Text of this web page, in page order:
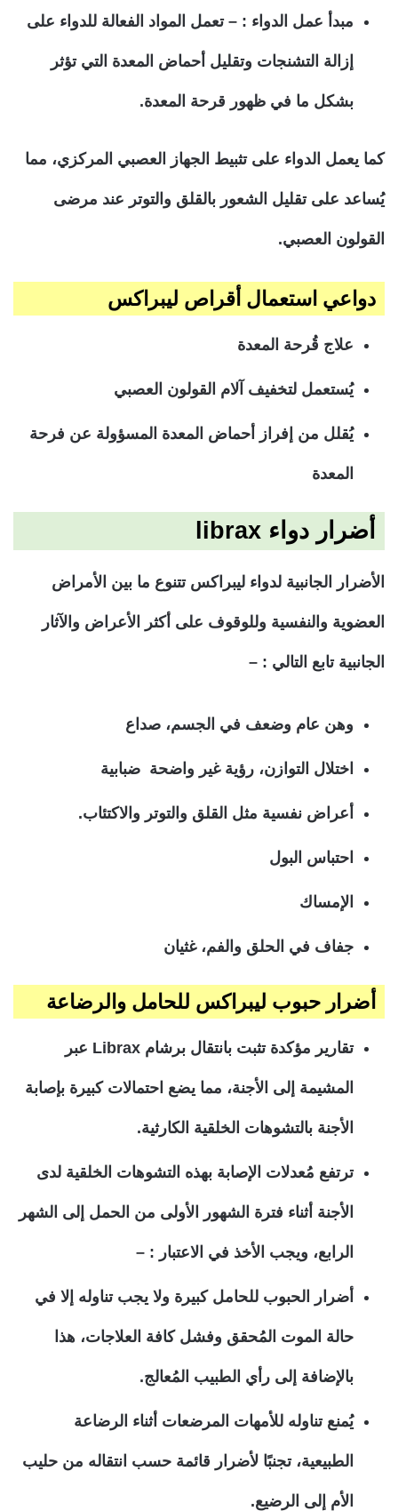
مبدأ عمل الدواء : – تعمل المواد الفعالة للدواء على
إزالة التشنجات وتقليل أحماض المعدة التي تؤثر
بشكل ما في ظهور قرحة المعدة.
كما يعمل الدواء على تثبيط الجهاز العصبي المركزي، مما
يُساعد على تقليل الشعور بالقلق والتوتر عند مرضى
القولون العصبي.
دواعي استعمال أقراص ليبراكس
علاج قُرحة المعدة
يُستعمل لتخفيف آلام القولون العصبي
يُقلل من إفراز أحماض المعدة المسؤولة عن فرحة
المعدة
أضرار دواء librax
الأضرار الجانبية لدواء ليبراكس تتنوع ما بين الأمراض
العضوية والنفسية وللوقوف على أكثر الأعراض والآثار
الجانبية تابع التالي : –
وهن عام وضعف في الجسم، صداع
اختلال التوازن، رؤية غير واضحة ضبابية
أعراض نفسية مثل القلق والتوتر والاكتئاب.
احتباس البول
الإمساك
جفاف في الحلق والفم، غثيان
أضرار حبوب ليبراكس للحامل والرضاعة
تقارير مؤكدة تثبت بانتقال برشام Librax عبر
المشيمة إلى الأجنة، مما يضع احتمالات كبيرة بإصابة
الأجنة بالتشوهات الخلقية الكارثية.
ترتفع مُعدلات الإصابة بهذه التشوهات الخلقية لدى
الأجنة أثناء فترة الشهور الأولى من الحمل إلى الشهر
الرابع، ويجب الأخذ في الاعتبار : –
أضرار الحبوب للحامل كبيرة ولا يجب تناوله إلا في
حالة الموت المُحقق وفشل كافة العلاجات، هذا
بالإضافة إلى رأي الطبيب المُعالج.
يُمنع تناوله للأمهات المرضعات أثناء الرضاعة
الطبيعية، تجنبًا لأضرار قائمة حسب انتقاله من حليب
الأم إلى الرضيع.